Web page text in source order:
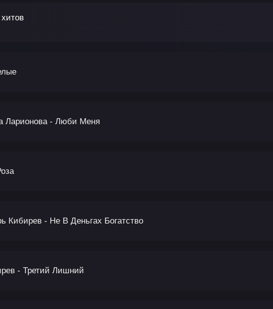
Ларионова - Люби Меня
Кибирев - Не В Деньгах Богатство
- Третий Лишний